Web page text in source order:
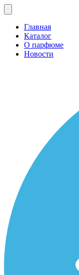
Главная
Каталог
О парфюме
Новости